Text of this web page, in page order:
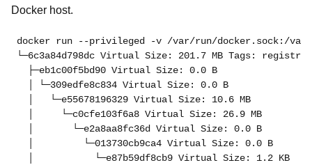
Docker host.
docker run --privileged -v /var/run/docker.sock:/
└─6c3a84d798dc Virtual Size: 201.7 MB Tags:
├─eb1c00f5bd90 Virtual Size: 0.0 B
│ └─309edfe8c834 Virtual Size: 0.0 B
│   └─e55678196329 Virtual Size: 10.6 MB
│     └─c0cfe103f6a8 Virtual Size: 26.9 MB
│       └─e2a8aa8fc36d Virtual Size: 0.0 B
│         └─013730cb9ca4 Virtual Size: 0.0 B
│           └─e87b59df8cb9 Virtual Size: 1.2 KB